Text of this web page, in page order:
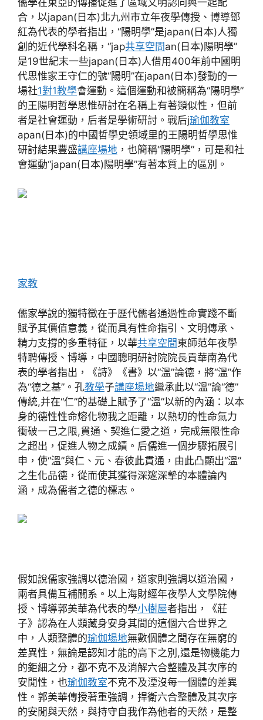
儒學在東亞的傳播促進了區域文明認同與一起配
合，以japan(日本)北九州市立年夜學傳授、博導鄧
紅為代表的學者指出，“陽明學”是japan(日本)人獨
創的近代學科名稱，“jap共享空間an(日本)陽明學”
是19世紀末一些japan(日本)人借用400年前中國明
代思惟家王守仁的號“陽明”在japan(日本)發動的一
場社1對1教學會運動。這個運動和被簡稱為“陽明學”
的王陽明哲學思惟研討在名稱上有著類似性，但前
者是社會運動，后者是學術研討。戰后j瑜伽教室
apan(日本)的中國哲學史領域里的王陽明哲學思惟
研討結果豐盛講座場地 ，也簡稱“陽明學”，可是和社
會運動“japan(日本)陽明學”有著本質上的區別。
家教
儒家學說的獨特徵在于歷代儒者通過性命實踐不斷
賦予其價值意義，從而具有性命指引、文明傳承、
精力支撐的多重特征，以華共享空間東師范年夜學
特聘傳授、博導，中國聰明研討院院長貢華南為代
表的學者指出，《詩》《書》以“溫”論德，將“溫”作
為“德之基”。孔教學子講座場地繼承此以“溫”論“德”
傳統,并在“仁”的基礎上賦予了“溫”以新的內涵：以本
身的德性性命熔化物我之距離，以熱切的性命氣力
衝破一己之限,貫通、契進仁愛之道，完成無限性命
之超出，促進人物之成績。后儒進一個步驟拓展引
申，使“溫”與仁、元、春彼此貫通，由此凸顯出“溫”
之生化品德，從而使其獲得深邃深摯的本體論內
涵，成為儒者之德的標志。
假如說儒家強調以德治國，道家則強調以道治國，
兩者具備互補關系。以上海財經年夜學人文學院傳
授、博導郭美華為代表的學小樹屋者指出，《莊
子》認為在人類藏身安身其間的這個六合世界之
中，人類整體的瑜伽場地無數個體之間存在無窮的
差異性，無論是認知才能的高下之別,還是物機能力
的鉅細之分，都不克不及消解六合整體及其次序的
安閒性，也瑜伽教室不克不及湮沒每一個體的差異
性。郭美華傳授著重強調，捍衛六合整體及其次序
的安閒與天然，與持守自我作為他者的天然，是整